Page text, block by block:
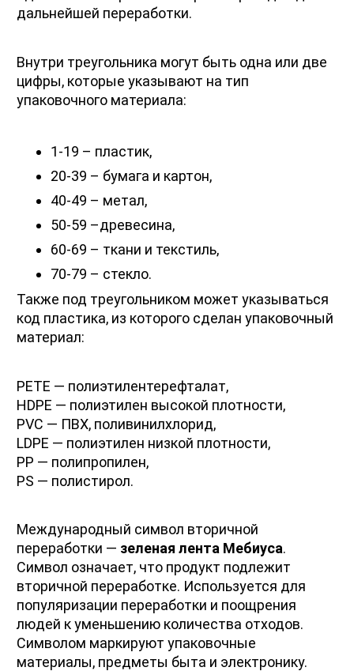
дальнейшей переработки.
Внутри треугольника могут быть одна или две
цифры, которые указывают на тип
упаковочного материала:
1-19 – пластик,
20-39 – бумага и картон,
40-49 – метал,
50-59 –древесина,
60-69 – ткани и текстиль,
70-79 – стекло.
Также под треугольником может указываться
код пластика, из которого сделан упаковочный
материал:
PETE — полиэтилентерефталат,
HDPE — полиэтилен высокой плотности,
PVC — ПВХ, поливинилхлорид,
LDPE — полиэтилен низкой плотности,
PP — полипропилен,
PS — полистирол.
Международный символ вторичной
переработки — зеленая лента Мебиуса.
Символ означает, что продукт подлежит
вторичной переработке. Используется для
популяризации переработки и поощрения
людей к уменьшению количества отходов.
Символом маркируют упаковочные
материалы, предметы быта и электронику.